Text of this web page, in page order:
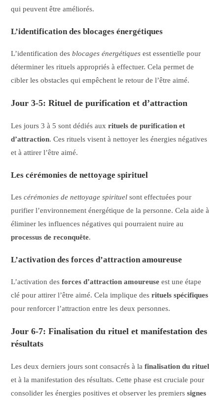
qui peuvent être améliorés.
L’identification des blocages énergétiques
L’identification desblocages énergétiques est essentielle pour
déterminer les rituels appropriés à effectuer. Cela permet de
cibler les obstacles qui empêchent le retour de l’être aimé.
Jour 3-5: Rituel de purification et d’attraction
Les jours 3 à 5 sont dédiés auxrituels de purification et
d’attraction. Ces rituels visent à nettoyer les énergies négatives
et à attirer l’être aimé.
Les cérémonies de nettoyage spirituel
Lescérémonies de nettoyage spirituel sont effectuées pour
purifier l’environnement énergétique de la personne. Cela aide à
éliminer les influences négatives qui pourraient nuire au
processus de reconquête.
L’activation des forces d’attraction amoureuse
L’activation desforces d’attraction amoureuse est une étape
clé pour attirer l’être aimé. Cela implique desrituels spécifiques
pour renforcer l’attraction entre les deux personnes.
Jour 6-7: Finalisation du rituel et manifestation des
résultats
Les deux derniers jours sont consacrés à lafinalisation du rituel
et à la manifestation des résultats. Cette phase est cruciale pour
consolider les énergies positives et observer les premierssignes